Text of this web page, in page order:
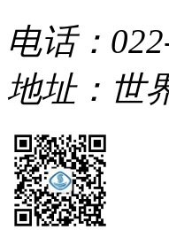
电话：
地址：世